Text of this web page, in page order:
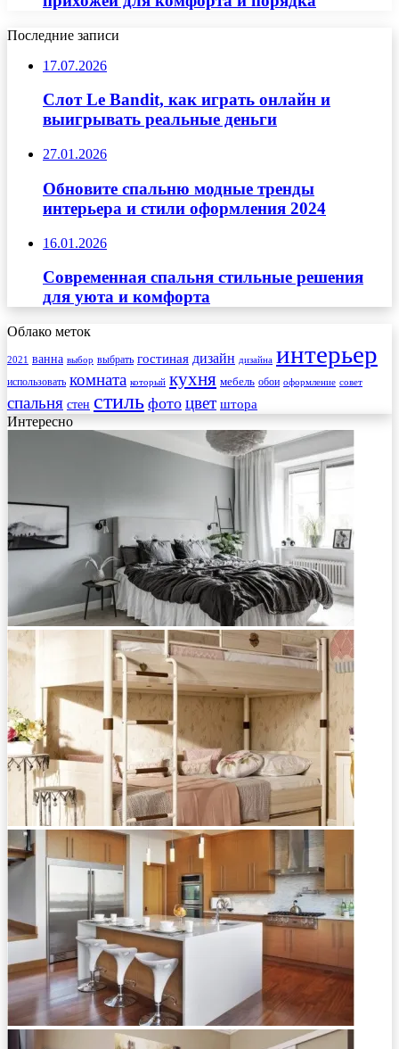
Последние записи
17.07.2026
Слот Le Bandit, как играть онлайн и
выигрывать реальные деньги
27.01.2026
Обновите спальню модные тренды
интерьера и стили оформления 2024
16.01.2026
Современная спальня стильные решения
для уюта и комфорта
Облако меток
2021 ванна выбор выбрать гостиная дизайн дизайна интерьер
использовать комната который кухня мебель обои оформление совет
спальня стен стиль фото цвет штора
Интересно